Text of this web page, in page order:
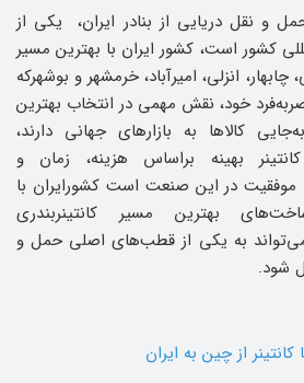
و نقل دریایی از بنادر ایران، یکی از
کشور است، کشور ایران با بهترین مسیر
چابهار، انزلی، امیرآباد، خرمشهر و بوشهرکه
خود، نقش مهمی در انتخاب بهترین
کالاها به بازارهای جهانی دارند،
بهینه براساس هزینه، زمان و
موفقیت در این صنعت است کشورایران با
بهترین مسیر کانتینربندری
به یکی از قطب‌های اصلی حمل و
شود.